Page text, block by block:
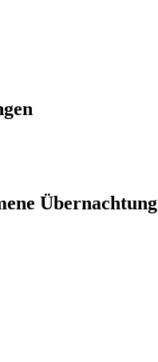
Übernachtung